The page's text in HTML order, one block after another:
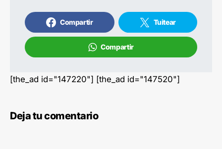
Compartir Tuitear
Compartir
[the_ad id="147220"] [the_ad id="147520"]
Deja tu comentario